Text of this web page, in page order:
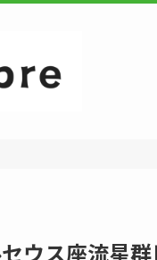
ウス座流星